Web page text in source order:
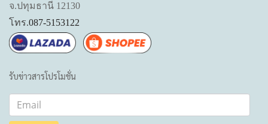
จ.ปทุมธานี 12130
โทร.087-5153122
รับข่าวสารโปรโมชั่น